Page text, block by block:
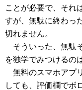
ことが必要で、それ
すが、無駄に終わっ
切れません。
そういった、無駄
を独学でみつけるの
無料のスマホアプ
しても、評価欄でボ